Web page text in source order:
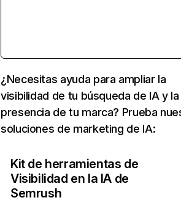
¿Necesitas ayuda para ampliar la
visibilidad de tu búsqueda de IA y la
presencia de tu marca? Prueba
soluciones de marketing de IA:
Kit de herramientas de
Visibilidad en la IA de
Semrush